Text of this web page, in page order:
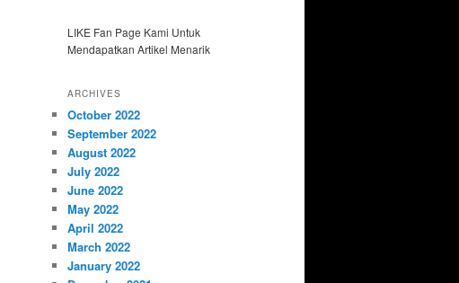
LIKE Fan Page Kami Untuk
Mendapatkan Artikel Menarik
ARCHIVES
October 2022
September 2022
August 2022
July 2022
June 2022
May 2022
April 2022
March 2022
January 2022